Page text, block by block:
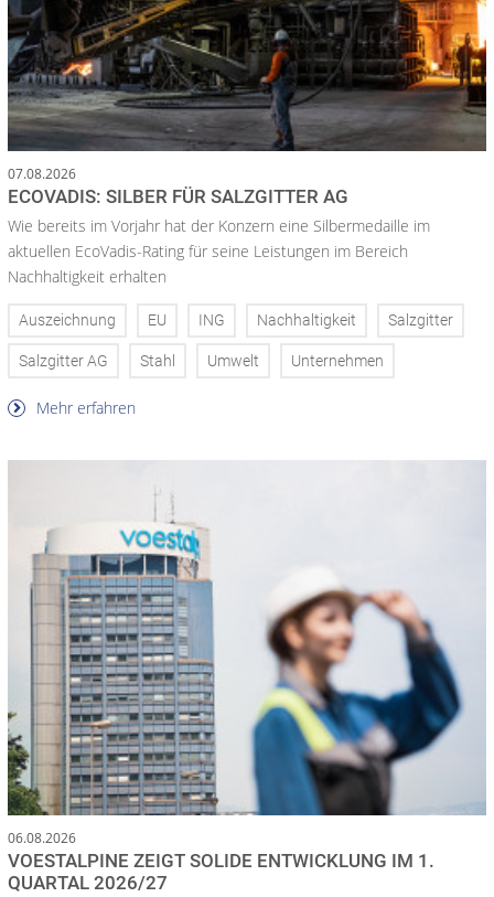
07.08.2026
ECOVADIS: SILBER FÜR SALZGITTER AG
Wie bereits im Vorjahr hat der Konzern eine Silbermedaille im
aktuellen EcoVadis-Rating für seine Leistungen im Bereich
Nachhaltigkeit erhalten
Auszeichnung EU ING Nachhaltigkeit Salzgitter
Salzgitter AG Stahl Umwelt Unternehmen
Mehr erfahren
06.08.2026
VOESTALPINE ZEIGT SOLIDE ENTWICKLUNG IM 1.
QUARTAL 2026/27